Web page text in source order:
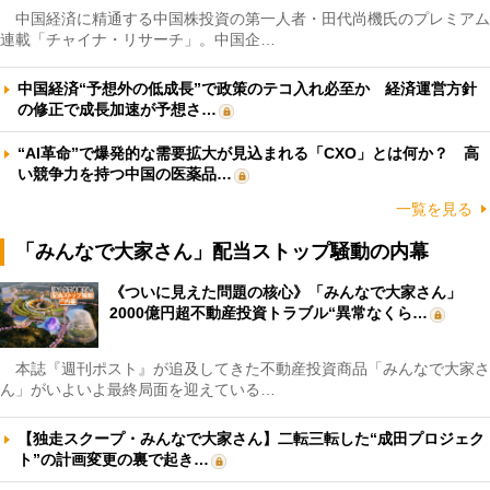
中国経済に精通する中国株投資の第一人者・田代尚機氏のプレミアム
連載「チャイナ・リサーチ」。中国企…
中国経済“予想外の低成長”で政策のテコ入れ必至か 経済運営方針
の修正で成長加速が予想さ…
“AI革命”で爆発的な需要拡大が見込まれる「CXO」とは何か？ 高
い競争力を持つ中国の医薬品…
一覧を見る
「みんなで大家さん」配当ストップ騒動の内幕
《ついに見えた問題の核心》「みんなで大家さん」
2000億円超不動産投資トラブル“異常なくら…
本誌『週刊ポスト』が追及してきた不動産投資商品「みんなで大家さ
ん」がいよいよ最終局面を迎えている…
【独走スクープ・みんなで大家さん】二転三転した“成田プロジェク
ト”の計画変更の裏で起き…